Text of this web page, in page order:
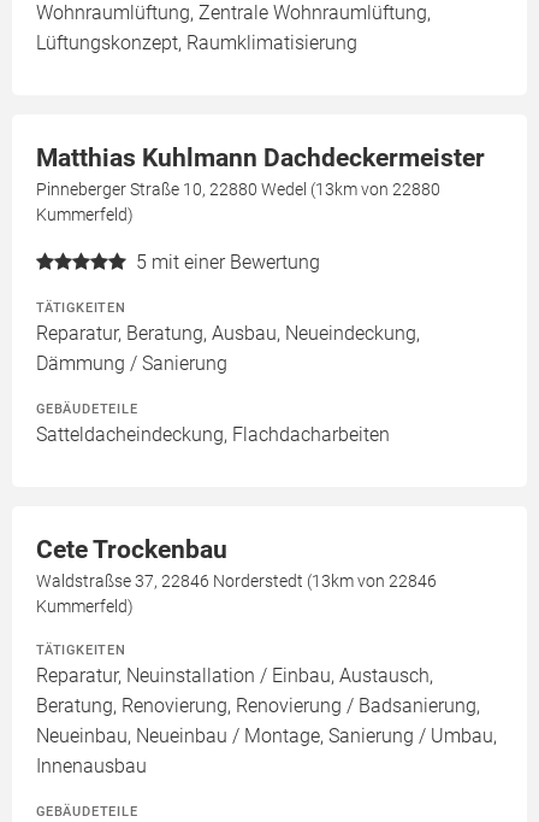
Wohnraumlüftung, Zentrale Wohnraumlüftung,
Lüftungskonzept, Raumklimatisierung
Matthias Kuhlmann Dachdeckermeister
Pinneberger Straße 10, 22880 Wedel (13km von 22880
Kummerfeld)
5 mit einer Bewertung
TÄTIGKEITEN
Reparatur, Beratung, Ausbau, Neueindeckung,
Dämmung / Sanierung
GEBÄUDETEILE
Satteldacheindeckung, Flachdacharbeiten
Cete Trockenbau
Waldstraßse 37, 22846 Norderstedt (13km von 22846
Kummerfeld)
TÄTIGKEITEN
Reparatur, Neuinstallation / Einbau, Austausch,
Beratung, Renovierung, Renovierung / Badsanierung,
Neueinbau, Neueinbau / Montage, Sanierung / Umbau,
Innenausbau
GEBÄUDETEILE